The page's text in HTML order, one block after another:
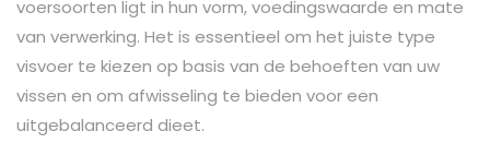
voersoorten ligt in hun vorm, voedingswaarde en mate
van verwerking. Het is essentieel om het juiste type
visvoer te kiezen op basis van de behoeften van uw
vissen en om afwisseling te bieden voor een
uitgebalanceerd dieet.